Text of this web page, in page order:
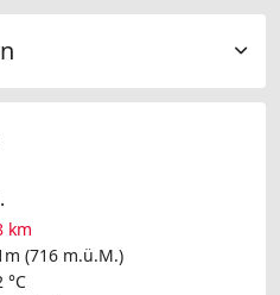
km
(716 m.ü.M.)
°C